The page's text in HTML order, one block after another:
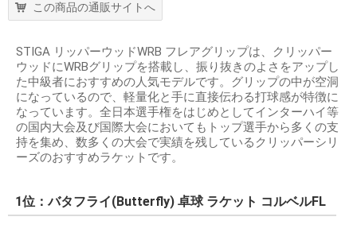
この商品の通販サイトへ
STIGA リッパーウッドWRB フレアグリップは、クリッパー
ウッドにWRBグリップを搭載し、振り抜きのよさをアップし
た中級者におすすめの人気モデルです。グリップの中が空洞
になっているので、軽量化と手に直接伝わる打球感が特徴に
なっています。全日本選手権をはじめとしてインターハイ等
の国内大会及び国際大会においてもトップ選手から多くの支
持を集め、数多くの大会で実績を残しているクリッパーシリ
ーズのおすすめラケットです。
1位：バタフライ(Butterfly) 卓球 ラケット コルベルFL